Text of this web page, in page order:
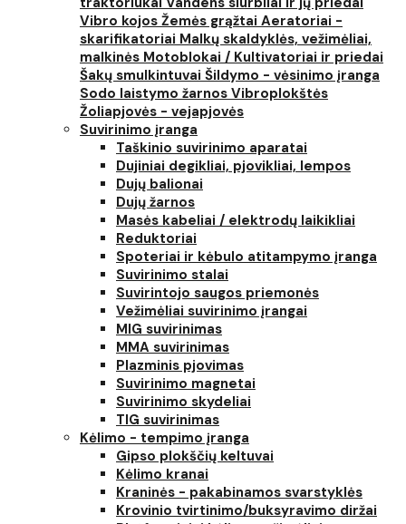
Vibro kojos Žemės grąžtai Aeratoriai -
skarifikatoriai Malkų skaldyklės, vežimėliai,
malkinės Motoblokai / Kultivatoriai ir priedai
Šakų smulkintuvai Šildymo - vėsinimo įranga
Sodo laistymo žarnos Vibroplokštės
Žoliapjovės - vejapjovės
Suvirinimo įranga
Taškinio suvirinimo aparatai
Dujiniai degikliai, pjovikliai, lempos
Dujų balionai
Dujų žarnos
Masės kabeliai / elektrodų laikikliai
Reduktoriai
Spoteriai ir kėbulo atitampymo įranga
Suvirinimo stalai
Suvirintojo saugos priemonės
Vežimėliai suvirinimo įrangai
MIG suvirinimas
MMA suvirinimas
Plazminis pjovimas
Suvirinimo magnetai
Suvirinimo skydeliai
TIG suvirinimas
Kėlimo - tempimo įranga
Gipso plokščių keltuvai
Kėlimo kranai
Kraninės - pakabinamos svarstyklės
Krovinio tvirtinimo/buksyravimo diržai